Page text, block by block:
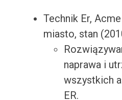
Technik Er,
miasto, stan
naprawa i
wszystkich
ER.